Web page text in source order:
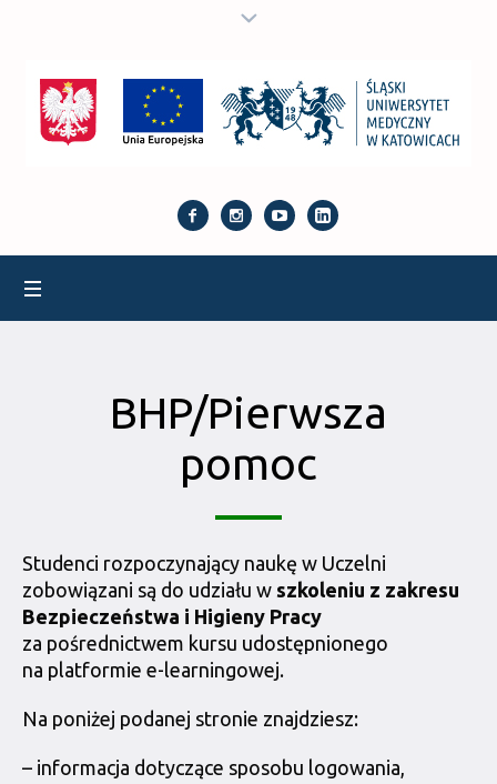
BHP/Pierwsza
pomoc
Studenci rozpoczynający naukę w Uczelni
zobowiązani są do udziału w szkoleniu z zakresu
Bezpieczeństwa i Higieny Pracy
za pośrednictwem kursu udostępnionego
na platformie e-learningowej.
Na poniżej podanej stronie znajdziesz:
– informacja dotyczące sposobu logowania,